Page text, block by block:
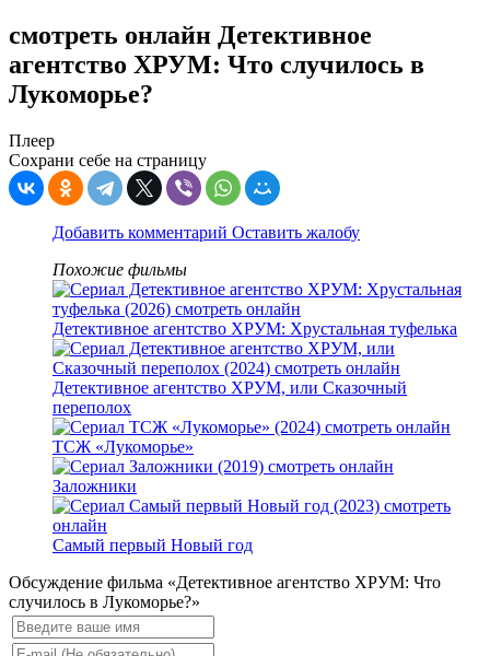
смотреть онлайн Детективное
агентство ХРУМ: Что случилось в
Лукоморье?
Плеер
Сохрани себе на страницу
Добавить комментарий Оставить жалобу
Похожие фильмы
Детективное агентство ХРУМ: Хрустальная туфелька
Детективное агентство ХРУМ, или Сказочный
переполох
ТСЖ «Лукоморье»
Заложники
Самый первый Новый год
Обсуждение фильма «Детективное агентство ХРУМ: Что
случилось в Лукоморье?»